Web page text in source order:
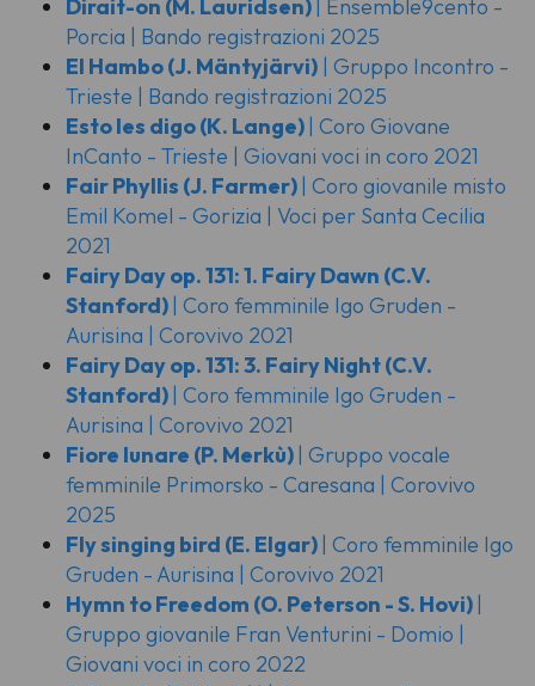
Dirait-on (M. Lauridsen)
| Ensemble9cento -
Porcia | Bando registrazioni 2025
El Hambo(J. Mäntyjärvi) | Gruppo Incontro -
Trieste | Bando registrazioni 2025
Esto les digo(K. Lange) | Coro Giovane
InCanto - Trieste | Giovani voci in coro 2021
Fair Phyllis (J. Farmer) | Coro giovanile misto
Emil Komel - Gorizia | Voci per Santa Cecilia
2021
Fairy Day op. 131: 1. Fairy Dawn (C.V.
Stanford) | Coro femminile Igo Gruden -
Aurisina | Corovivo 2021
Fairy Day op. 131: 3. Fairy Night(C.V.
Stanford) | Coro femminile Igo Gruden -
Aurisina | Corovivo 2021
Fiore lunare (P. Merkù) | Gruppo vocale
femminile Primorsko - Caresana | Corovivo
2025
Fly singing bird (E. Elgar) | Coro femminile Igo
Gruden - Aurisina | Corovivo 2021
Hymn to Freedom (O. Peterson - S. Hovi) |
Gruppo giovanile Fran Venturini - Domio |
Giovani voci in coro 2022